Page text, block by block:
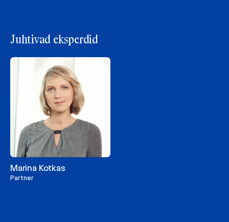
Juhtivad eksperdid
Marina Kotkas
Partner